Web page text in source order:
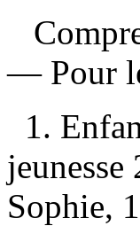
— Pour
1.
Sophie,